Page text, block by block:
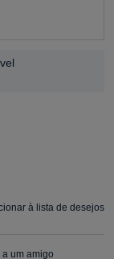
à lista de desejos
um amigo